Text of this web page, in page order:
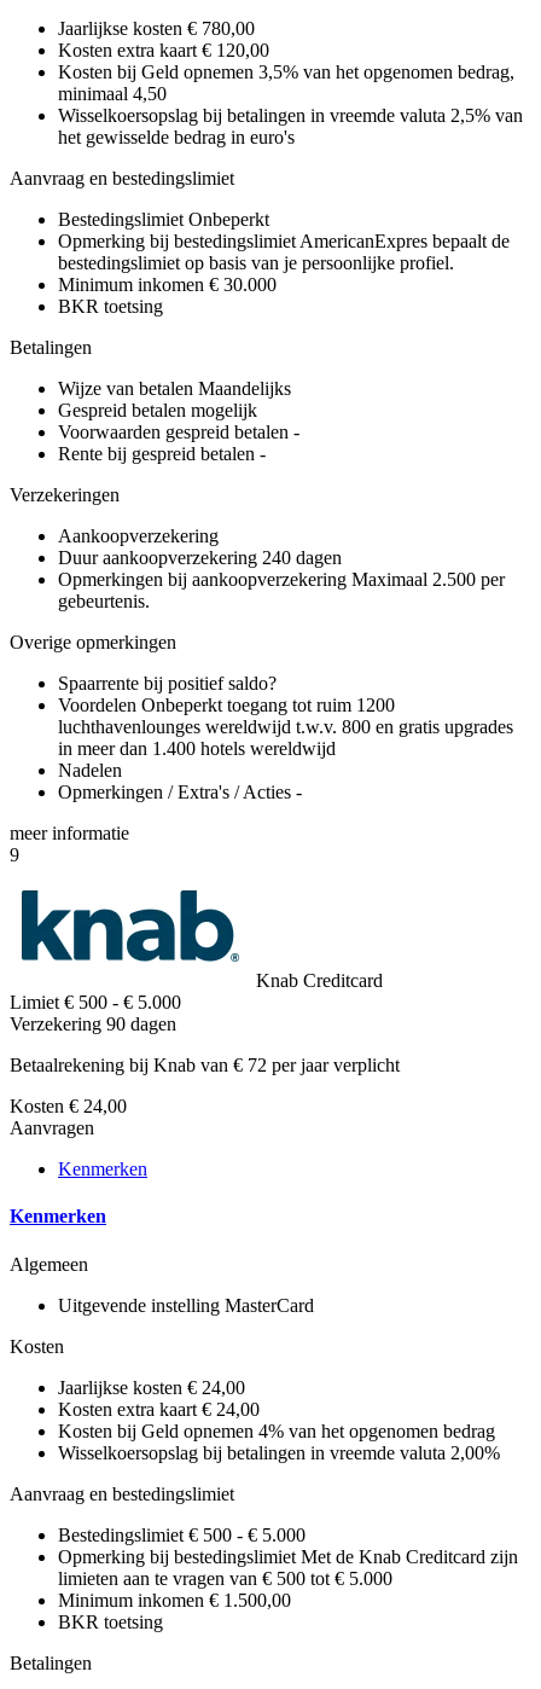
Jaarlijkse kosten € 780,00
Kosten extra kaart € 120,00
Kosten bij Geld opnemen 3,5% van het opgenomen bedrag,
minimaal 4,50
Wisselkoersopslag bij betalingen in vreemde valuta 2,5% van
het gewisselde bedrag in euro's
Aanvraag en bestedingslimiet
Bestedingslimiet Onbeperkt
Opmerking bij bestedingslimiet AmericanExpres bepaalt de
bestedingslimiet op basis van je persoonlijke profiel.
Minimum inkomen € 30.000
BKR toetsing
Betalingen
Wijze van betalen Maandelijks
Gespreid betalen mogelijk
Voorwaarden gespreid betalen -
Rente bij gespreid betalen -
Verzekeringen
Aankoopverzekering
Duur aankoopverzekering 240 dagen
Opmerkingen bij aankoopverzekering Maximaal 2.500 per
gebeurtenis.
Overige opmerkingen
Spaarrente bij positief saldo?
Voordelen Onbeperkt toegang tot ruim 1200
luchthavenlounges wereldwijd t.w.v. 800 en gratis upgrades
in meer dan 1.400 hotels wereldwijd
Nadelen
Opmerkingen / Extra's / Acties -
meerinformatie
9
Knab Creditcard
Limiet € 500 - € 5.000
Verzekering 90 dagen
Betaalrekening bij Knab van € 72 per jaar verplicht
Kosten € 24,00
Aanvragen
Kenmerken
Kenmerken
Algemeen
Uitgevende instelling MasterCard
Kosten
Jaarlijkse kosten € 24,00
Kosten extra kaart € 24,00
Kosten bij Geld opnemen 4% van het opgenomen bedrag
Wisselkoersopslag bij betalingen in vreemde valuta 2,00%
Aanvraag en bestedingslimiet
Bestedingslimiet € 500 - € 5.000
Opmerking bij bestedingslimiet Met de Knab Creditcard zijn
limieten aan te vragen van € 500 tot € 5.000
Minimum inkomen € 1.500,00
BKR toetsing
Betalingen